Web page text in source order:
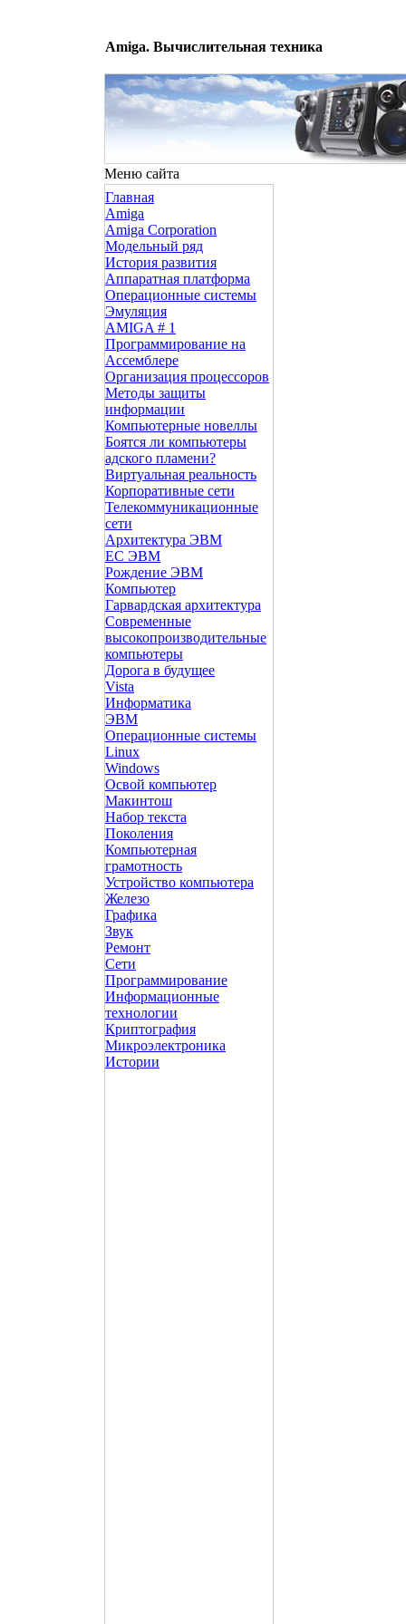
Amiga. Вычислительная техника
Меню сайта
Главная
Amiga
Amiga Corporation
Модельный ряд
История развития
Аппаратная платформа
Операционные системы
Эмуляция
AMIGA # 1
Программирование на
Ассемблере
Организация процессоров
Методы защиты
информации
Компьютерные новеллы
Боятся ли компьютеры
адского пламени?
Виртуальная реальность
Корпоративные сети
Телекоммуникационные
сети
Архитектура ЭВМ
ЕС ЭВМ
Рождение ЭВМ
Компьютер
Гарвардская архитектура
Современные
высокопроизводительные
компьютеры
Дорога в будущее
Vista
Инфоpматика
ЭВМ
Операционные системы
Linux
Windows
Освой компьютер
Макинтош
Набор текста
Поколения
Компьютерная
грамотность
Устройство компьютера
Железо
Графика
Звук
Ремонт
Сети
Программирование
Информационные
технологии
Криптография
Микроэлектроника
Истории